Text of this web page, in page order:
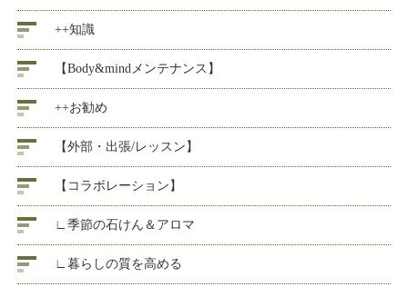
++知識
【Body&mindメンテナンス】
++お勧め
【外部・出張/レッスン】
【コラボレーション】
∟季節の石けん＆アロマ
∟暮らしの質を高める